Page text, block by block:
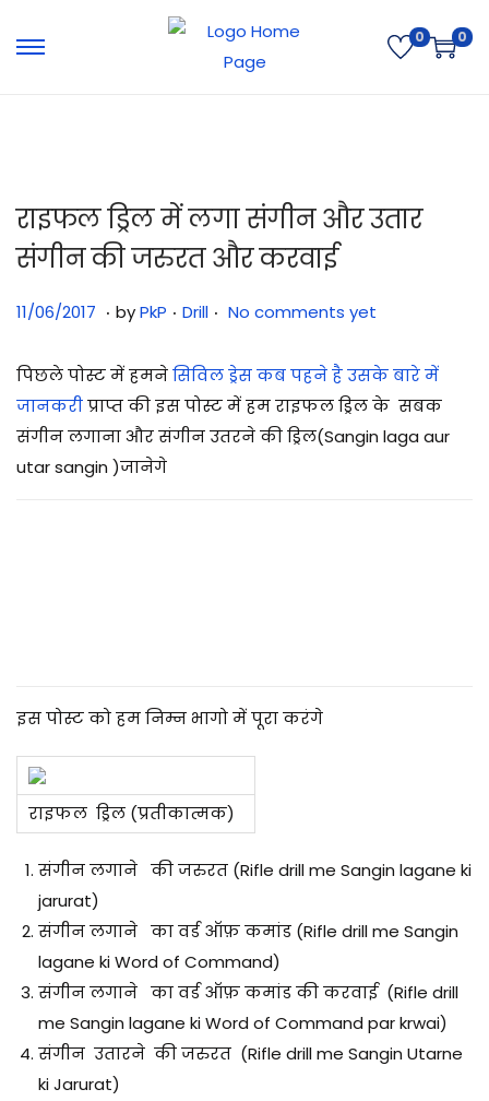
0 0
राइफल ड्रिल में लगा संगीन और उतार
संगीन की जरुरत और करवाई
Posted on
11/06/2017 3
/
0
7
/
. byPkP . Posted in
Drill . No comments yet
पिछले पोस्ट में हमनेसिविल ड्रेस कब पहने है उसके बारे में
जानकरीप्राप्त की इस पोस्ट में हम राइफल ड्रिल के सबक
संगीन लगाना और संगीन उतरने की ड्रिल(Sangin laga aur
utar sangin )जानेगे
इस पोस्ट को हम निम्न भागो में पूरा करंगे
राइफल ड्रिल (प्रतीकात्मक)
संगीन लगाने की जरुरत (Rifle drill me Sangin lagane ki
jarurat)
संगीन लगाने का वर्ड ऑफ़ कमांड (Rifle drill me Sangin
lagane ki Word of Command)
संगीन लगाने का वर्ड ऑफ़ कमांड की करवाई (Rifle drill
me Sangin lagane ki Word of Command par krwai)
संगीन उतारने की जरुरत (Rifle drill me Sangin Utarne
ki Jarurat)